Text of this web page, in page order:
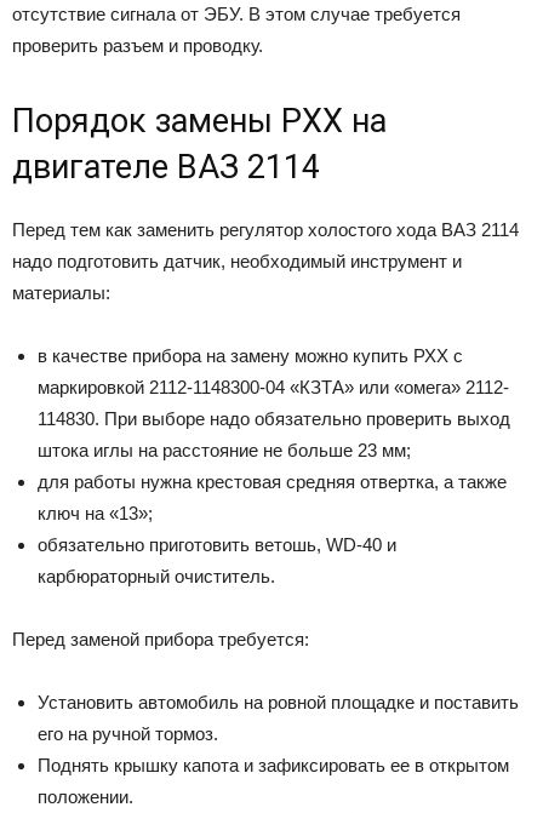
отсутствие сигнала от ЭБУ. В этом случае требуется
проверить разъем и проводку.
Порядок замены РХХ на
двигателе ВАЗ 2114
Перед тем как заменить регулятор холостого хода ВАЗ 2114
надо подготовить датчик, необходимый инструмент и
материалы:
в качестве прибора на замену можно купить РХХ с
маркировкой 2112-1148300-04 «КЗТА» или «омега» 2112-
114830. При выборе надо обязательно проверить выход
штока иглы на расстояние не больше 23 мм;
для работы нужна крестовая средняя отвертка, а также
ключ на «13»;
обязательно приготовить ветошь, WD-40 и
карбюраторный очиститель.
Перед заменой прибора требуется:
Установить автомобиль на ровной площадке и поставить
его на ручной тормоз.
Поднять крышку капота и зафиксировать ее в открытом
положении.